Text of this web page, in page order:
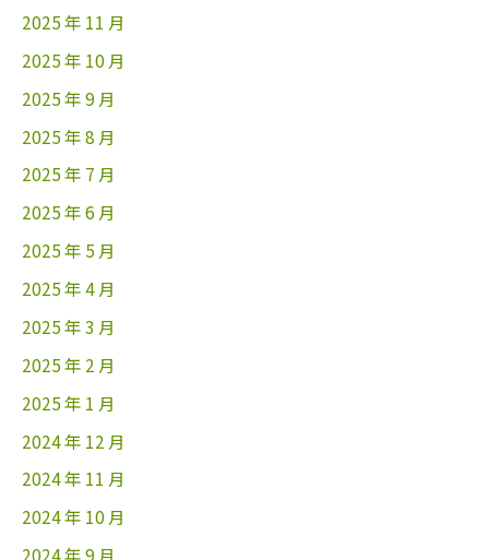
2025 年 11 月
2025 年 10 月
2025 年 9 月
2025 年 8 月
2025 年 7 月
2025 年 6 月
2025 年 5 月
2025 年 4 月
2025 年 3 月
2025 年 2 月
2025 年 1 月
2024 年 12 月
2024 年 11 月
2024 年 10 月
2024 年 9 月